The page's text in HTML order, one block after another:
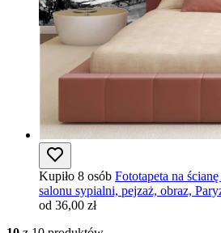
Kupiło 8 osób Fototapeta na
salonu sypialni, pejzaż, obraz,
od 36,00 zł